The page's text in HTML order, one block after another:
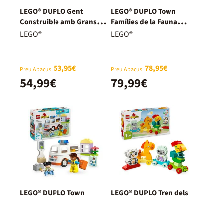
LEGO® DUPLO Gent
Construible amb Grans
Emocions 10423
LEGO®
Preu Abacus 53,95€
54,99€
LEGO® DUPLO Town
Famílies de la Fauna
Salvatge “3 en 1” 10446
LEGO®
Preu Abacus 78,95€
79,99€
LEGO® DUPLO Town
LEGO® DUPLO Tren dels